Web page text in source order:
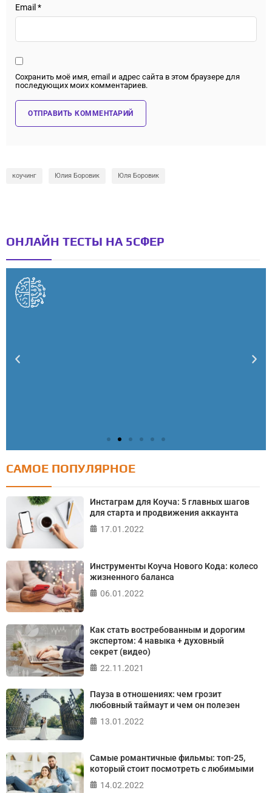
Email*
Сохранить моё имя, email и адрес сайта в этом браузере для
последующих моих комментариев.
коучинг Юлия Боровик Юля Боровик
ОНЛАЙН ТЕСТЫ НА 5СФЕР
Тест: Как я контролирую свою жизнь?
Онлайн тест на основе шкалы локуса контроля
Джулиана Роттера
САМОЕ ПОПУЛЯРНОЕ
Инстаграм для Коуча: 5 главных шагов
для старта и продвижения аккаунта
17.01.2022
Инструменты Коуча Нового Кода: колесо
жизненного баланса
06.01.2022
Как стать востребованным и дорогим
экспертом: 4 навыка + духовный
секрет (видео)
22.11.2021
Пауза в отношениях: чем грозит
любовный таймаут и чем он полезен
13.01.2022
Самые романтичные фильмы: топ-25,
который стоит посмотреть с любимыми
14.02.2022